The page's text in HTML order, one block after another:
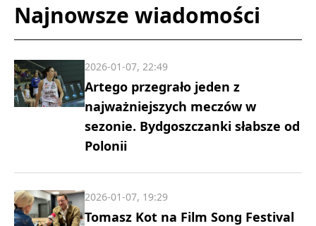
Najnowsze wiadomości
Artego przegrało jeden z
najważniejszych meczów w
sezonie. Bydgoszczanki słabsze od
Polonii
2026-01-07, 22:49
Tomasz Kot na Film Song Festival
2026-01-07, 19:29